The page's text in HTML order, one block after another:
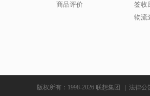
商品评价
签收
物流
版权所有：1998-2026 联想集团 法律公